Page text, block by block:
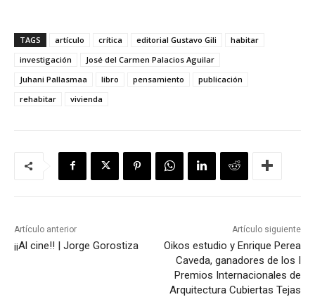
TAGS artículo crítica editorial Gustavo Gili
habitar
investigación
José del Carmen Palacios Aguilar
Juhani Pallasmaa
libro pensamiento
publicación
rehabitar
vivienda
Artículo anterior
¡¡Al cine!! | Jorge Gorostiza
Artículo siguiente
Oikos estudio y Enrique Perea
Caveda, ganadores de los I
Premios Internacionales de
Arquitectura Cubiertas Tejas